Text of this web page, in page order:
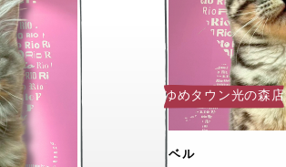
ゆめタウン光の森店
ベル